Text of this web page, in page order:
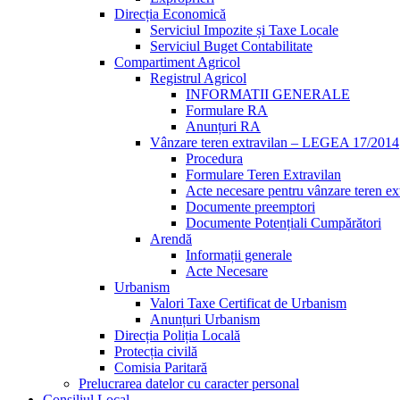
Direcția Economică
Serviciul Impozite și Taxe Locale
Serviciul Buget Contabilitate
Compartiment Agricol
Registrul Agricol
INFORMATII GENERALE
Formulare RA
Anunțuri RA
Vânzare teren extravilan – LEGEA 17/2014
Procedura
Formulare Teren Extravilan
Acte necesare pentru vânzare teren
Documente preemptori
Documente Potențiali Cumpărători
Arendă
Informații generale
Acte Necesare
Urbanism
Valori Taxe Certificat de Urbanism
Anunțuri Urbanism
Direcția Poliția Locală
Protecția civilă
Comisia Paritară
Prelucrarea datelor cu caracter personal